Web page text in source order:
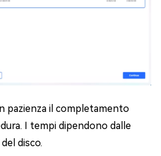
pazienza il completamento
I tempi dipendono dalle
disco.